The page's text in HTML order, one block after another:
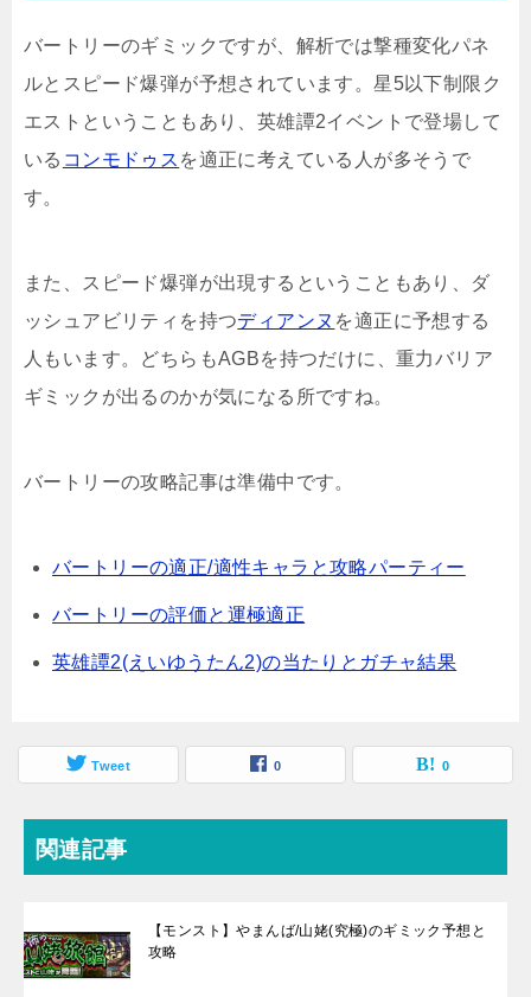
バートリーのギミックですが、解析では撃種変化パネ
ルとスピード爆弾が予想されています。星5以下制限ク
エストということもあり、英雄譚2イベントで登場して
いる コンモドゥス を適正に考えている人が多そうで
す。
また、スピード爆弾が出現するということもあり、ダ
ッシュアビリティを持つディアンヌ を適正に予想する
人もいます。どちらもAGBを持つだけに、重力バリア
ギミックが出るのかが気になる所ですね。
バートリーの攻略記事は準備中です。
バートリーの適正/適性キャラと攻略パーティー
バートリーの評価と運極適正
英雄譚2(えいゆうたん2)の当たりとガチャ結果
Tweet 0 0
関連記事
【モンスト】やまんば/山姥(究極)のギミック予想と
攻略